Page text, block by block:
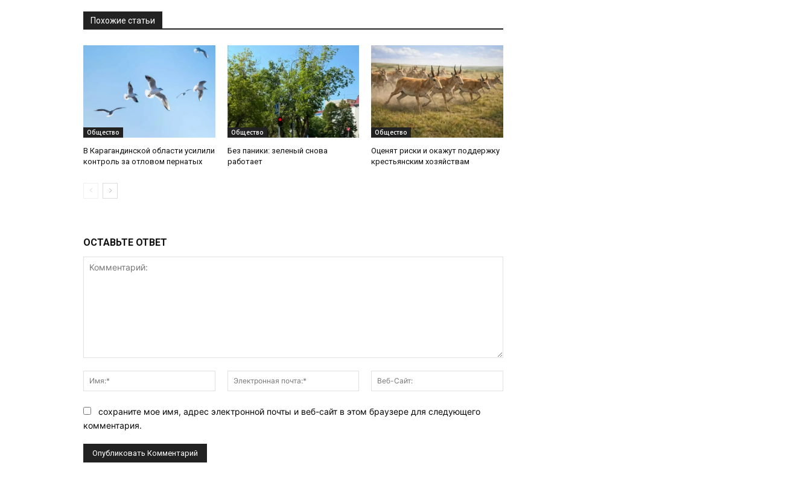
Похожие статьи
Общество
В Карагандинской области усилили
контроль за отловом пернатых
Общество
Без паники: зеленый снова
работает
Общество
Оценят риски и окажут поддержку
крестьянским хозяйствам
ОСТАВЬТЕ ОТВЕТ
Имя:*
Электронная
почта:*
Сайт:
сохраните мое имя, адрес электронной почты и веб-сайт в этом браузере для следующего
комментария.